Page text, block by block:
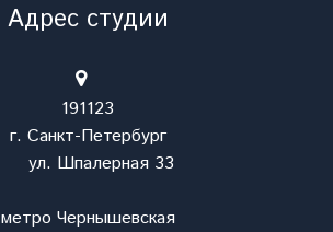
Адрес студии
191123
г. Санкт-Петербург
ул. Шпалерная 33
метро Чернышевская